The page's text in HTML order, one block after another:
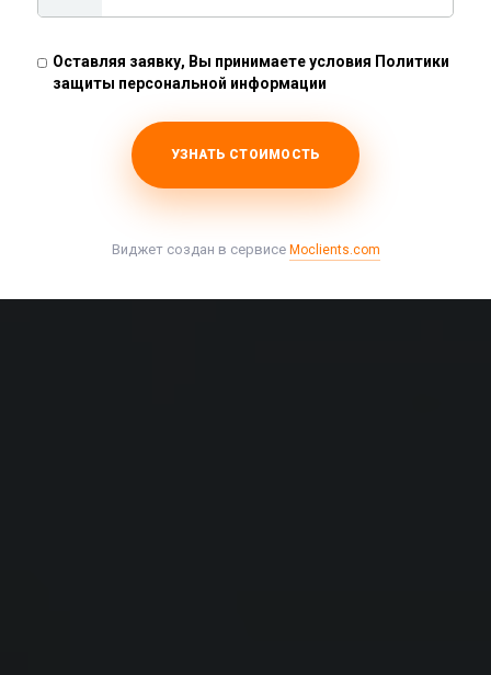
Асфальтирование в
Бутово
Оставляя заявку, Вы принимаете условия Политики
защиты персональной информации
УЗНАТЬ СТОИМОСТЬ
Виджет создан в сервисе Moclients.com